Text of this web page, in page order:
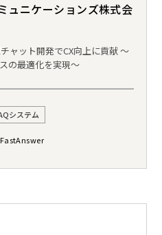
ュニケーションズ株式会
ャット開発でCX向上に貢献 〜
の最適化を実現〜
システム
FastAnswer